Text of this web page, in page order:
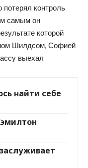
контроль
самым он
которой
Шилдсом, Софией
выехал
найти себе